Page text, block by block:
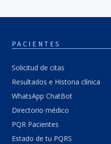
PACIENTES
Solicitud de citas
Resultados e Historia clínica
WhatsApp ChatBot
Directorio médico
PQR Pacientes
Estado de tu PQRS